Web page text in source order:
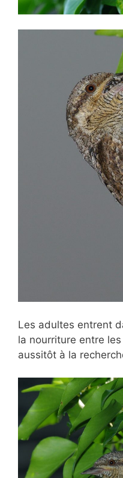
Les adultes entrent
la nourriture entre
aussitôt à la